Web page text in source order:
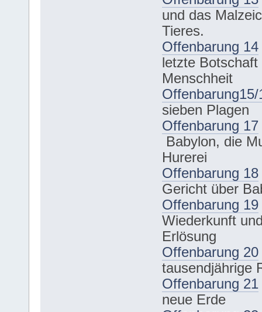
und das
Tieres.
Offenbarung 14
letzte Botschaft
Menschheit
Offenbarung15/
sieben Plagen
Offenbarung 17
Babylon, die
Hurerei
Offenbarung 18
Gericht über
Offenbarung 19
Wiederkunft
Erlösung
Offenbarung 20
tausendjährige
Offenbarung 21
neue Erde